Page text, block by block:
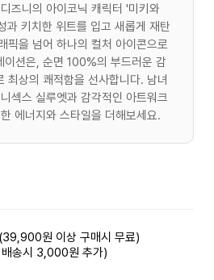
즈니의 아이코닉 캐릭터 '미키와
과 키치한 위트를 입고 새롭게 재탄
픽을 넘어 하나의 컬처 아이콘으로
이션은, 순면 100%의 부드러운 감
최상의 쾌적함을 선사합니다. 남녀
섹스 실루엣과 감각적인 아트워크
에너지와 스타일을 더해보세요.
원 이상 구매시 무료)
배송시 3,000원 추가)